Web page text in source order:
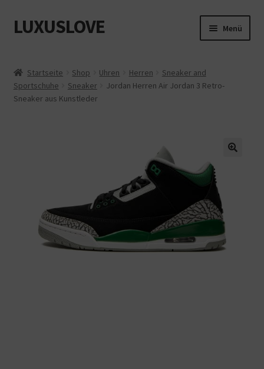
Zur
Navigation
Zum
Inhalt
LUXUSLOVE Menü
Cookie-Richtlinie (EU)
Mein Konto
Startseite Shop Uhren Herren
Sneaker and
Sportschuhe
Sneaker
Jordan Herren Air Jordan 3 Retro-
Sneaker aus Kunstleder